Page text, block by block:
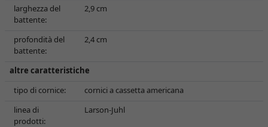
larghezza del
battente:
2,9 cm
profondità del
battente:
2,4 cm
altre caratteristiche
tipo di cornice:
cornici a cassetta americana
linea di
prodotti:
Larson-Juhl